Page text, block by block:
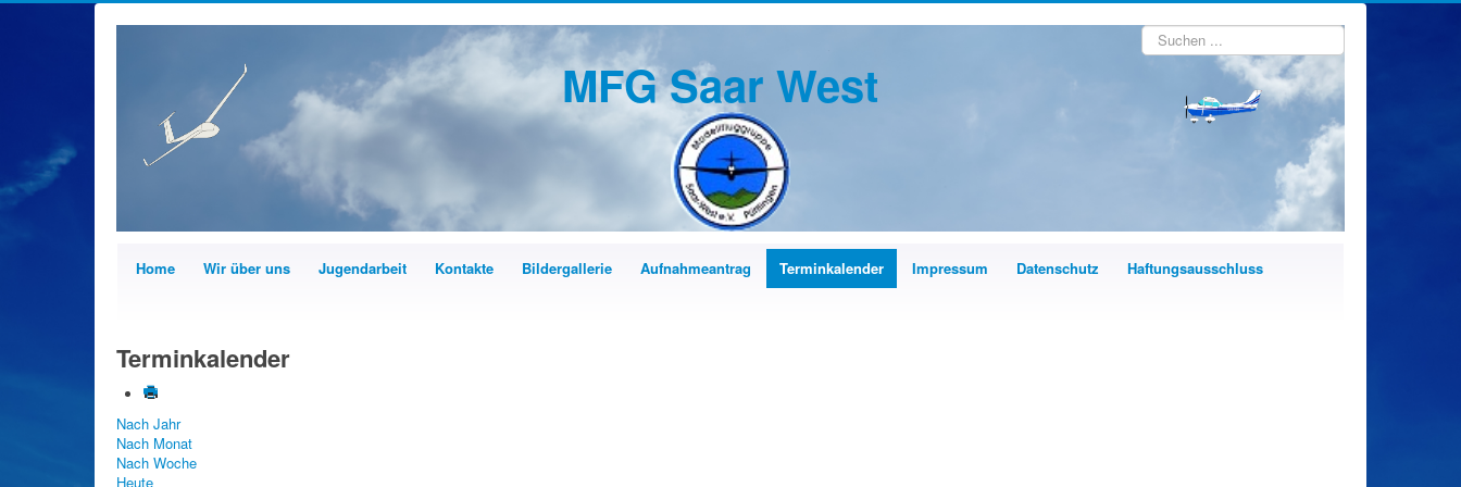
MFG Saar West
Suchen
...
Home Wir über uns Jugendarbeit Kontakte Bildergallerie Aufnahmeantrag Terminkalender Impressum Datenschutz Haftungsausschluss
Terminkalender
Nach Jahr
Nach Monat
Nach Woche
Heute